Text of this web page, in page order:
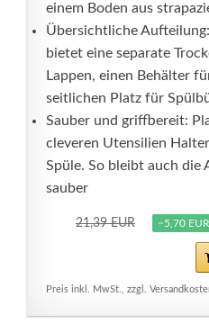
einem Boden aus
Übersichtliche
bietet eine separate
Lappen, einen Behälter
seitlichen Platz für
Sauber und griffbereit:
cleveren Utensilien
Spüle. So bleibt auch die
sauber
21,39 EUR −5,70 EUR
Preis inkl. MwSt., zzgl.